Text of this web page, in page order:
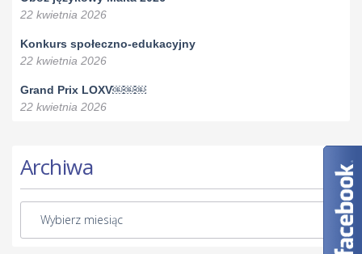
22 kwietnia 2026
Konkurs społeczno-edukacyjny
22 kwietnia 2026
Grand Prix LOXV￼￼￼
22 kwietnia 2026
Archiwa